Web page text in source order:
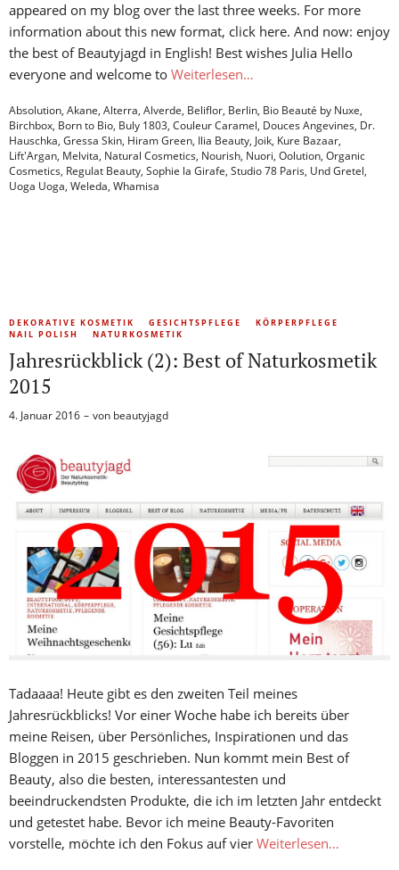
appeared on my blog over the last three weeks. For more
information about this new format, click here. And now: enjoy
the best of Beautyjagd in English! Best wishes Julia Hello
everyone and welcome to Weiterlesen…
Absolution, Akane, Alterra, Alverde, Beliflor, Berlin, Bio Beauté by Nuxe,
Birchbox, Born to Bio, Buly 1803, Couleur Caramel, Douces Angevines, Dr.
Hauschka, Gressa Skin, Hiram Green, Ilia Beauty, Joik, Kure Bazaar,
Lift'Argan, Melvita, Natural Cosmetics, Nourish, Nuori, Oolution, Organic
Cosmetics, Regulat Beauty, Sophie la Girafe, Studio 78 Paris, Und Gretel,
Uoga Uoga, Weleda, Whamisa
DEKORATIVE KOSMETIK GESICHTSPFLEGE
KÖRPERPFLEGE
NAIL POLISH
NATURKOSMETIK
Jahresrückblick (2): Best of Naturkosmetik
2015
4. Januar 2016 von beautyjagd
Tadaaaa! Heute gibt es den zweiten Teil meines
Jahresrückblicks! Vor einer Woche habe ich bereits über
meine Reisen, über Persönliches, Inspirationen und das
Bloggen in 2015 geschrieben. Nun kommt mein Best of
Beauty, also die besten, interessantesten und
beeindruckendsten Produkte, die ich im letzten Jahr entdeckt
und getestet habe. Bevor ich meine Beauty-Favoriten
vorstelle, möchte ich den Fokus auf vier Weiterlesen…